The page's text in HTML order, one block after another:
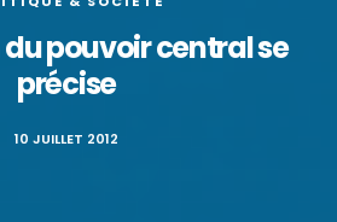
du pouvoir central se
précise
10 JUILLET 2012